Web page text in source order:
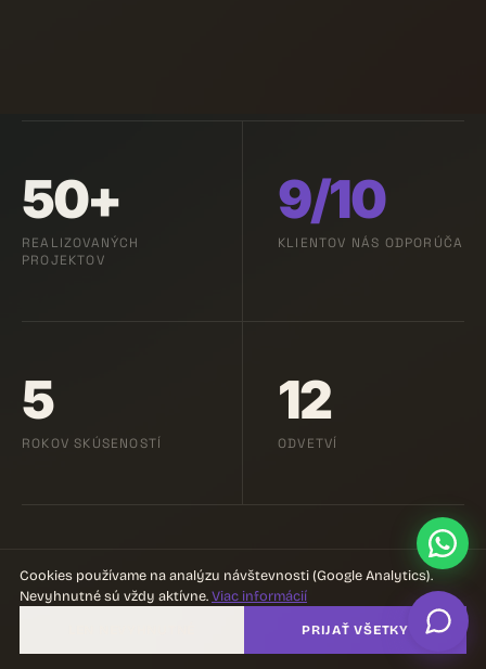
Cookies používame na analýzu návštevnosti (Google Analytics).
Nevyhnutné sú vždy aktívne. Viac informácií
PRIJAŤ VŠETKY
50+
REALIZOVANÝCH
PROJEKTOV
9/10
KLIENTOV NÁS ODPORÚČA
5
ROKOV SKÚSENOSTÍ
12
ODVETVÍ